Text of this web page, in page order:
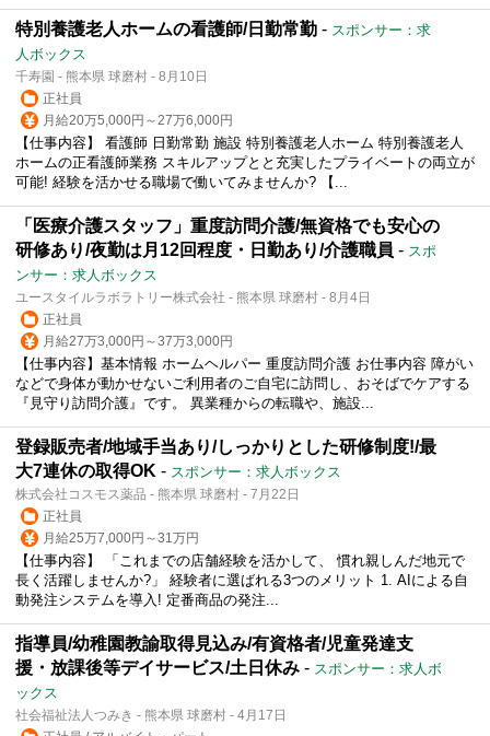
特別養護老人ホームの看護師/日勤常勤 - スポンサー：求
人ボックス
千寿園 - 熊本県 球磨村 - 8月10日
正社員
月給20万5,000円～27万6,000円
【仕事内容】 看護師 日勤常勤 施設 特別養護老人ホーム 特別養護老人
ホームの正看護師業務 スキルアップとと充実したプライベートの両立が
可能! 経験を活かせる職場で働いてみませんか? 【...
「医療介護スタッフ」重度訪問介護/無資格でも安心の
研修あり/夜勤は月12回程度・日勤あり/介護職員 - スポ
ンサー：求人ボックス
ユースタイルラボラトリー株式会社 - 熊本県 球磨村 - 8月4日
正社員
月給27万3,000円～37万3,000円
【仕事内容】基本情報 ホームヘルパー 重度訪問介護 お仕事内容 障がい
などで身体が動かせないご利用者のご自宅に訪問し、おそばでケアする
『見守り訪問介護』です。 異業種からの転職や、施設...
登録販売者/地域手当あり/しっかりとした研修制度!/最
大7連休の取得OK - スポンサー：求人ボックス
株式会社コスモス薬品 - 熊本県 球磨村 - 7月22日
正社員
月給25万7,000円～31万円
【仕事内容】 「これまでの店舗経験を活かして、 慣れ親しんだ地元で
長く活躍しませんか?」 経験者に選ばれる3つのメリット 1. AIによる自
動発注システムを導入! 定番商品の発注...
指導員/幼稚園教諭取得見込み/有資格者/児童発達支
援・放課後等デイサービス/土日休み - スポンサー：求人ボ
ックス
社会福祉法人つみき - 熊本県 球磨村 - 4月17日